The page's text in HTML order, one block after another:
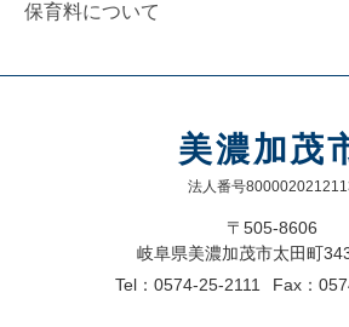
保育料について
美濃加茂
法人番号
〒505-8606
岐阜県美濃加茂市太田町
Tel：0574-25-2111
Fax：